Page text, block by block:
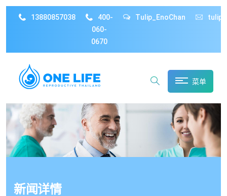
13880857038
400-
060-
0670
Tulip_EnoChan
菜单
新闻详情